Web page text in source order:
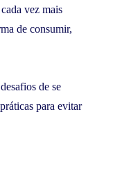
vez mais
de consumir,
de se
para evitar